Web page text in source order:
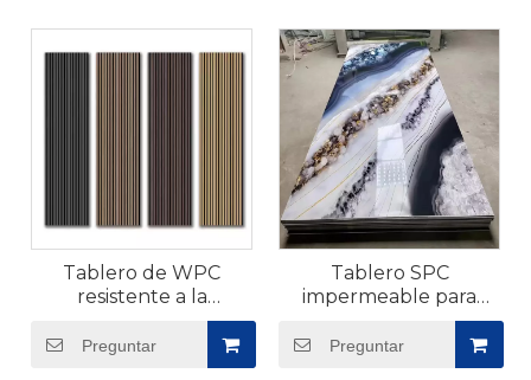
Tablero de WPC
resistente a la
humedad para
exteriores
Preguntar
Tablero SPC
impermeable para
Preguntar